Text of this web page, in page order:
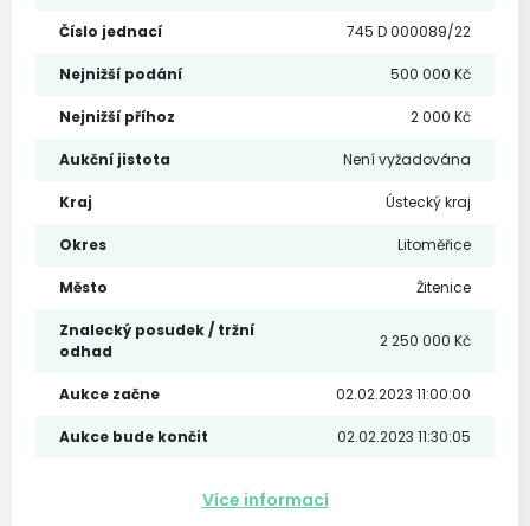
Číslo jednací 745 D 000089/22
Nejnižší podání 500 000 Kč
Nejnižší příhoz 2 000 Kč
Aukční jistota Není vyžadována
Kraj Ústecký kraj
Okres Litoměřice
Město Žitenice
Znalecký posudek / tržní
odhad
2 250 000 Kč
Aukce začne 02.02.2023 11:00:00
Aukce bude končit 02.02.2023 11:30:05
Více informací